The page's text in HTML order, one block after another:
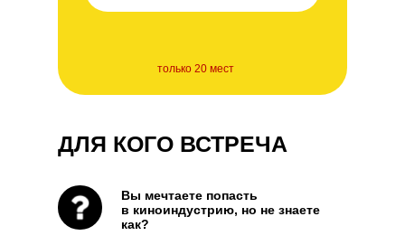
только 20 мест
ДЛЯ КОГО ВСТРЕЧА
Вы мечтаете попасть
в киноиндустрию, но не знаете
как?